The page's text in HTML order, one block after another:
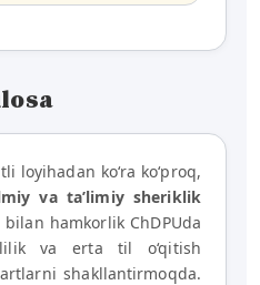
loyihadan ko‘ra ko‘proq,
va ta’limiy sheriklik
hamkorlik ChDPUda
va erta til o‘qitish
shakllantirmoqda.